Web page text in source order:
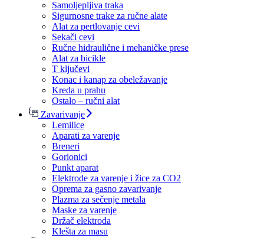
Samoljepljiva traka
Sigurnosne trake za ručne alate
Alat za pertlovanje cevi
Sekači cevi
Ručne hidraulične i mehaničke prese
Alat za bicikle
T ključevi
Konac i kanap za obeležavanje
Kreda u prahu
Ostalo – ručni alat
Zavarivanje
Lemilice
Aparati za varenje
Breneri
Gorionici
Punkt aparat
Elektrode za varenje i žice za CO2
Oprema za gasno zavarivanje
Plazma za sečenje metala
Maske za varenje
Držač elektroda
Klešta za masu